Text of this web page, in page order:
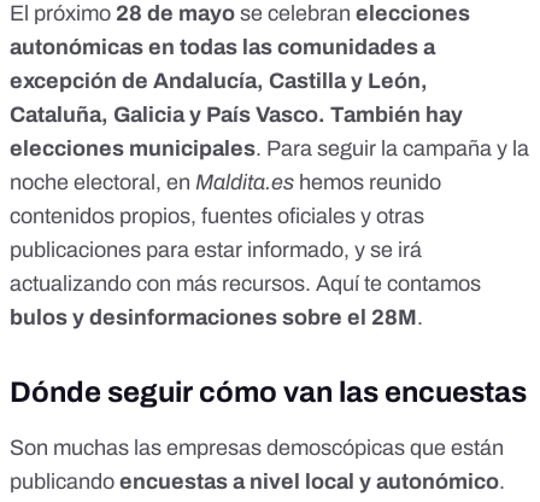
El próximo 28 de mayo se celebran elecciones
autonómicas en todas las comunidades a
excepción de Andalucía, Castilla y León,
Cataluña, Galicia y País Vasco. También hay
elecciones municipales. Para seguir la campaña y la
noche electoral, en Maldita.es hemos reunido
contenidos propios, fuentes oficiales y otras
publicaciones para estar informado, y se irá
actualizando con más recursos. Aquí te contamos
bulos y desinformaciones sobre el 28M.
Dónde seguir cómo van las encuestas
Son muchas las empresas demoscópicas que están
publicando encuestas a nivel local y autonómico.